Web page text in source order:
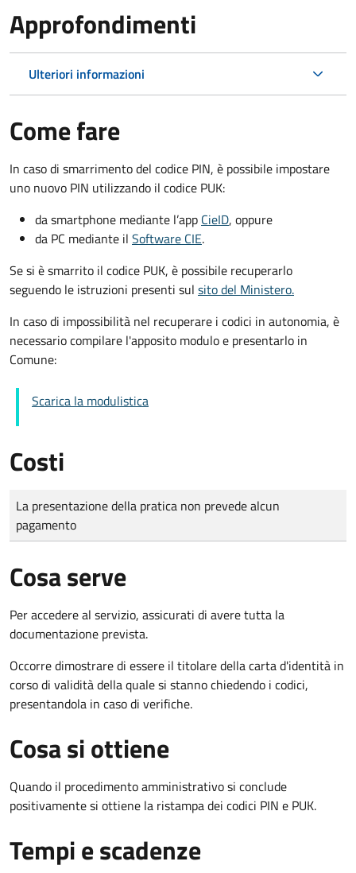
Approfondimenti
Ulteriori informazioni
Come fare
In caso di smarrimento del codice PIN, è possibile impostare
uno nuovo PIN utilizzando il codice PUK:
da smartphone mediante l’app CieID, oppure
da PC mediante il Software CIE.
Se si è smarrito il codice PUK, è possibile recuperarlo
seguendo le istruzioni presenti sul sito del Ministero.
In caso di impossibilità nel recuperare i codici in autonomia, è
necessario compilare l'apposito modulo e presentarlo in
Comune:
Scarica la modulistica
Costi
Tipo di pagamento
Importo
La presentazione della pratica non prevede alcun
pagamento
Cosa serve
Per accedere al servizio, assicurati di avere tutta la
documentazione prevista.
Occorre dimostrare di essere il titolare della carta d'identità in
corso di validità della quale si stanno chiedendo i codici,
presentandola in caso di verifiche.
Cosa si ottiene
Quando il procedimento amministrativo si conclude
positivamente si ottiene la ristampa dei codici PIN e PUK.
Tempi e scadenze